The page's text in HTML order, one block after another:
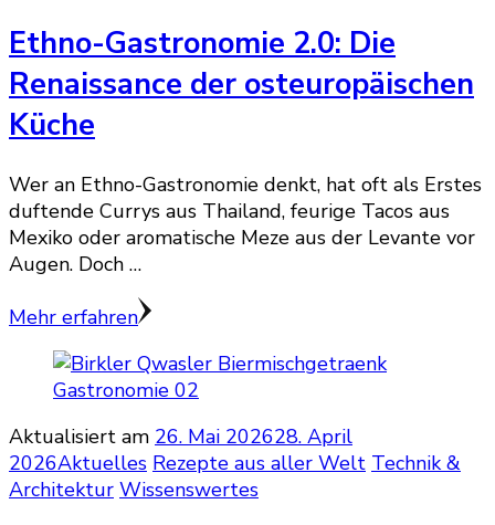
Ethno-Gastronomie 2.0: Die
Renaissance der osteuropäischen
Küche
Wer an Ethno-Gastronomie denkt, hat oft als Erstes
duftende Currys aus Thailand, feurige Tacos aus
Mexiko oder aromatische Meze aus der Levante vor
Augen. Doch …
Mehr erfahren
Aktualisiert am 26. Mai 202628. April
2026Aktuelles Rezepte aus aller Welt Technik &
Architektur Wissenswertes